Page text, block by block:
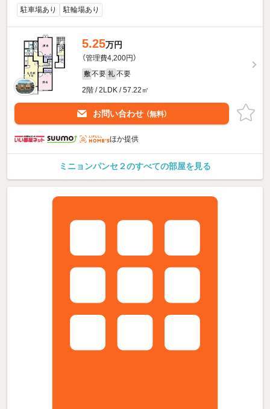
駐車場あり 駐輪場あり
5.25万円
（管理費4,200円）
敷 不要 礼 不要
2階 / 2LDK / 57.22㎡
お問い合わせ （無料）
ほか提供
ミニョンパンセ２のすべての部屋を見る